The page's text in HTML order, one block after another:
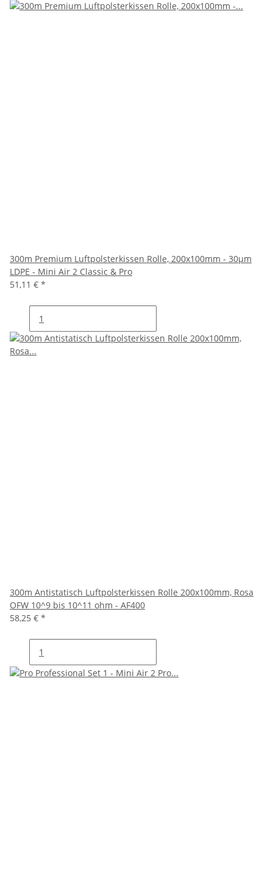
300m Premium Luftpolsterkissen Rolle, 200x100mm - 30µm
LDPE - Mini Air 2 Classic & Pro
51,11 € *
300m Antistatisch Luftpolsterkissen Rolle 200x100mm, Rosa
OFW 10^9 bis 10^11 ohm - AF400
58,25 € *